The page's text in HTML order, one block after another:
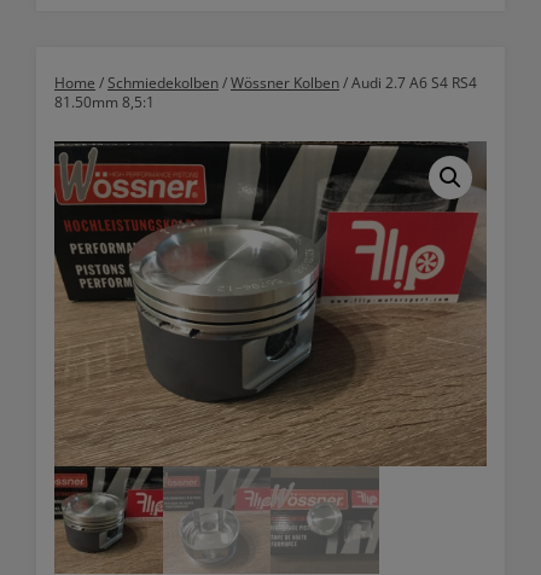
Home /Schmiedekolben/Wössner Kolben/ Audi 2.7 A6 S4 RS4
81.50mm 8,5:1